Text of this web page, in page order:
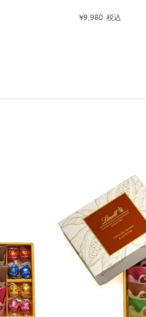
¥9,980 税込